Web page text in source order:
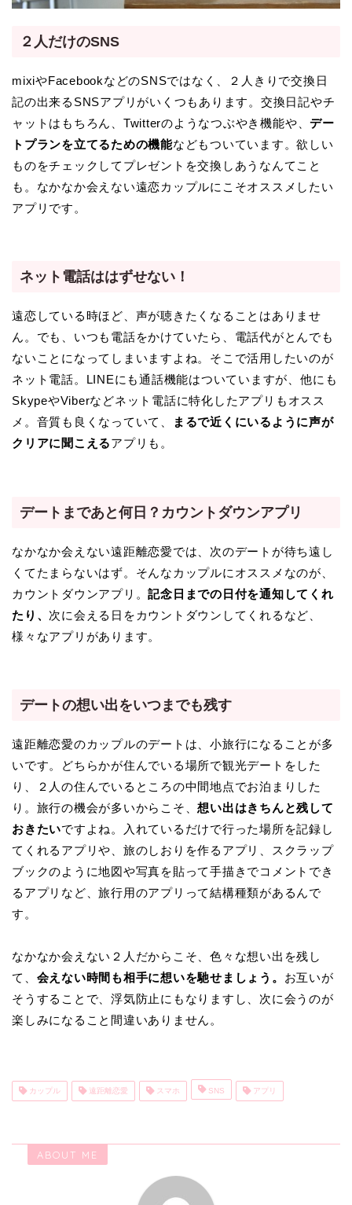
２人だけのSNS
mixiやFacebookなどのSNSではなく、２人きりで交換日
記の出来るSNSアプリがいくつもあります。交換日記やチ
ャットはもちろん、Twitterのようなつぶやき機能や、デー
トプランを立てるための機能などもついています。欲しい
ものをチェックしてプレゼントを交換しあうなんてこと
も。なかなか会えない遠恋カップルにこそオススメしたい
アプリです。
ネット電話ははずせない！
遠恋している時ほど、声が聴きたくなることはありませ
ん。でも、いつも電話をかけていたら、電話代がとんでも
ないことになってしまいますよね。そこで活用したいのが
ネット電話。LINEにも通話機能はついていますが、他にも
SkypeやViberなどネット電話に特化したアプリもオスス
メ。音質も良くなっていて、
まるで近くにいるように声が
クリアに聞こえるアプリも。
デートまであと何日？カウントダウンアプリ
なかなか会えない遠距離恋愛では、次のデートが待ち遠し
くてたまらないはず。そんなカップルにオススメなのが、
カウントダウンアプリ。記念日までの日付を通知してくれ
たり、 次に会える日をカウントダウンしてくれるなど、
様々なアプリがあります。
デートの想い出をいつまでも残す
遠距離恋愛のカップルのデートは、小旅行になることが多
いです。どちらかが住んでいる場所で観光デートをした
り、２人の住んでいるところの中間地点でお泊まりした
り。旅行の機会が多いからこそ、想い出はきちんと残して
おきたいですよね。入れているだけで行った場所を記録し
てくれるアプリや、旅のしおりを作るアプリ、スクラップ
ブックのように地図や写真を貼って手描きでコメントでき
るアプリなど、旅行用のアプリって結構種類があるんで
す。
なかなか会えない２人だからこそ、色々な想い出を残し
て、 会えない時間も相手に想いを馳せましょう。 お互いが
そうすることで、浮気防止にもなりますし、次に会うのが
楽しみになること間違いありません。
カップル 遠距離恋愛 スマホ SNS アプリ
ABOUT ME